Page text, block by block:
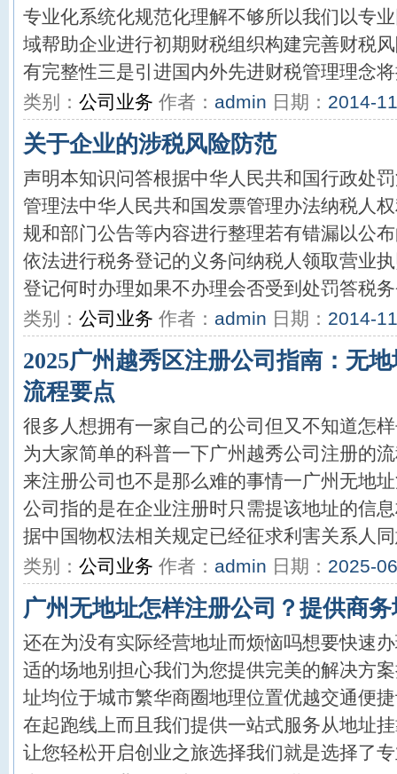
专业化系统化规范化理解不够所以我们以专
域帮助企业进行初期财税组织构建完善财税
有完整性三是引进国内外先进财税管理理念
类别： 公司业务 作者： admin 日期： 2014-
关于企业的涉税风险防范
声明本知识问答根据中华人民共和国行政处
管理法中华人民共和国发票管理办法纳税人
规和部门公告等内容进行整理若有错漏以公
依法进行税务登记的义务问纳税人领取营业
登记何时办理如果不办理会否受到处罚答税
类别： 公司业务 作者： admin 日期： 2014-
2025广州越秀区注册公司指南：无
流程要点
很多人想拥有一家自己的公司但又不知道怎
为大家简单的科普一下广州越秀公司注册的
来注册公司也不是那么难的事情一广州无地
公司指的是在企业注册时只需提该地址的信
据中国物权法相关规定已经征求利害关系人
类别： 公司业务 作者： admin 日期： 2025-
广州无地址怎样注册公司？提供商
还在为没有实际经营地址而烦恼吗想要快速
适的场地别担心我们为您提供完美的解决方
址均位于城市繁华商圈地理位置优越交通便
在起跑线上而且我们提供一站式服务从地址
让您轻松开启创业之旅选择我们就是选择了